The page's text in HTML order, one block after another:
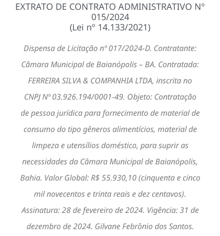
EXTRATO DE CONTRATO ADMINISTRATIVO Nº
015/2024
(Lei nº 14.133/2021)
Dispensa de Licitação nº 017/2024-D. Contratante:
Câmara Municipal de Baianópolis – BA. Contratada:
FERREIRA SILVA & COMPANHIA LTDA, inscrita no
CNPJ Nº 03.926.194/0001-49. Objeto: Contratação
de pessoa jurídica para fornecimento de material de
consumo do tipo gêneros alimentícios, material de
limpeza e utensílios doméstico, para suprir as
necessidades da Câmara Municipal de Baianópolis,
Bahia. Valor Global: R$ 55.930,10 (cinquenta e cinco
mil novecentos e trinta reais e dez centavos).
Assinatura: 28 de fevereiro de 2024. Vigência: 31 de
dezembro de 2024. Gilvane Febrônio dos Santos.